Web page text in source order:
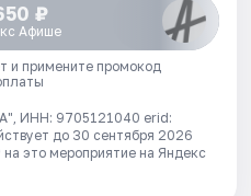
₽
Афише
и примените промокод
ИНН: 9705121040 erid:
до 30 сентября 2026
это мероприятие на Яндекс